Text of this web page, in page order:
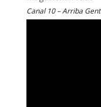
Canal 10 – Arriba